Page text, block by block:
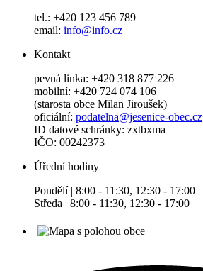
tel.: +420 123 456 789
email: info@info.cz
Kontakt
pevná linka: +420 318 877 226
mobilní: +420 724 074 106
(starosta obce Milan Jiroušek)
oficiální: podatelna@jesenice-obec.cz
ID datové schránky: zxtbxma
IČO: 00242373
Úřední hodiny
Pondělí | 8:00 - 11:30, 12:30 - 17:00
Středa | 8:00 - 11:30, 12:30 - 17:00